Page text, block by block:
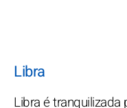
Libra
Libra é